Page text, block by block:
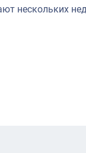
нескольких